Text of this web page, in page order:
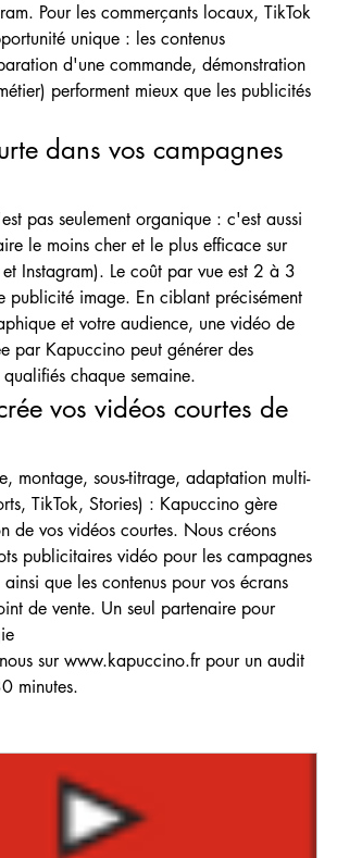
Pour les commerçants locaux, TikTok
unique : les contenus
d'une commande, démonstration
performent mieux que les publicités
dans vos campagnes
pas seulement organique : c'est aussi
le moins cher et le plus efficace sur
Instagram). Le coût par vue est 2 à 3
publicité image. En ciblant précisément
et votre audience, une vidéo de
par Kapuccino peut générer des
chaque semaine.
vos vidéos courtes de
montage, sous-titrage, adaptation multi-
TikTok, Stories) : Kapuccino gère
de vos vidéos courtes. Nous créons
publicitaires vidéo pour les campagnes
que les contenus pour vos écrans
de vente. Un seul partenaire pour
sur www.kapuccino.fr pour un audit
minutes.